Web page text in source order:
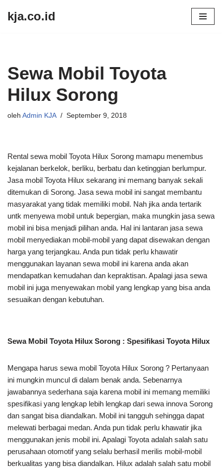
kja.co.id
Sewa Mobil Toyota
Hilux Sorong
oleh Admin KJA September 9, 2018
Rental sewa mobil Toyota Hilux Sorong mamapu menembus
kejalanan berkelok, berliku, berbatu dan ketinggian berlumpur.
Jasa mobil Toyota Hilux sekarang ini memang banyak sekali
ditemukan di Sorong. Jasa sewa mobil ini sangat membantu
masyarakat yang tidak memiliki mobil. Nah jika anda tertarik
untk menyewa mobil untuk bepergian, maka mungkin jasa sewa
mobil ini bisa menjadi pilihan anda. Hal ini lantaran jasa sewa
mobil menyediakan mobil-mobil yang dapat disewakan dengan
harga yang terjangkau. Anda pun tidak perlu khawatir
menggunakan layanan sewa mobil ini karena anda akan
mendapatkan kemudahan dan kepraktisan. Apalagi jasa sewa
mobil ini juga menyewakan mobil yang lengkap yang bisa anda
sesuaikan dengan kebutuhan.
Sewa Mobil Toyota Hilux Sorong : Spesifikasi Toyota Hilux
Mengapa harus sewa mobil Toyota Hilux Sorong ? Pertanyaan
ini mungkin muncul di dalam benak anda. Sebenarnya
jawabannya sederhana saja karena mobil ini memang memiliki
spesifikasi yang lengkap lebih lengkap dari sewa innova Sorong
dan sangat bisa diandalkan. Mobil ini tangguh sehingga dapat
melewati berbagai medan. Anda pun tidak perlu khawatir jika
menggunakan jenis mobil ini. Apalagi Toyota adalah salah satu
perusahaan otomotif yang selalu berhasil merilis mobil-mobil
berkualitas yang bisa diandalkan. Hilux adalah salah satu mobil